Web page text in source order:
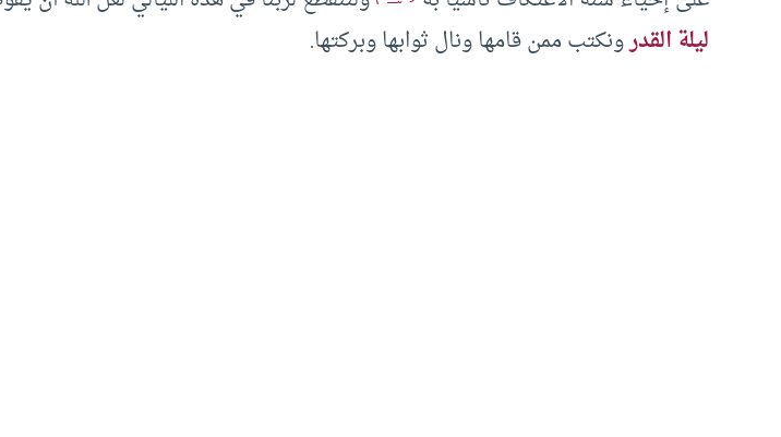
ليلة القدرونكتب ممن قامها ونال ثوابها وبركتها.